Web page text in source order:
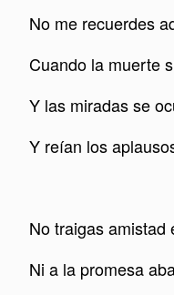
No me recuerdes
Cuando la muerte
Y las miradas se
Y reían los
No traigas amistad
Ni a la promesa